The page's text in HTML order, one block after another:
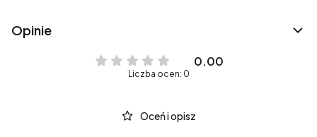
Opinie
0.00
Liczba ocen: 0
Oceń i opisz